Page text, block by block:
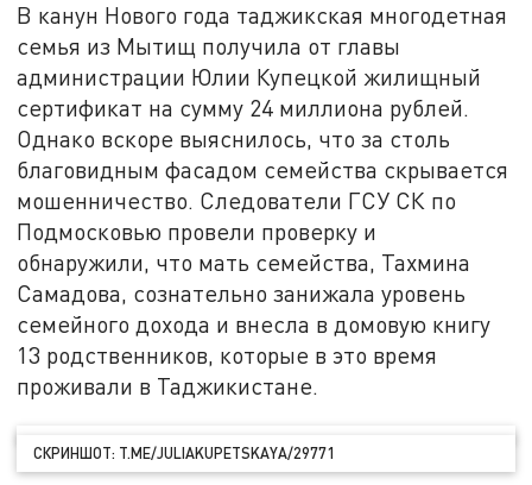
В канун Нового года таджикская многодетная
семья из Мытищ получила от главы
администрации Юлии Купецкой жилищный
сертификат на сумму 24 миллиона рублей.
Однако вскоре выяснилось, что за столь
благовидным фасадом семейства скрывается
мошенничество. Следователи ГСУ СК по
Подмосковью провели проверку и
обнаружили, что мать семейства, Тахмина
Самадова, сознательно занижала уровень
семейного дохода и внесла в домовую книгу
13 родственников, которые в это время
проживали в Таджикистане.
СКРИНШОТ: T.ME/JULIAKUPETSKAYA/29771